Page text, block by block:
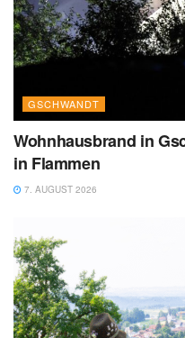
GSCHWANDT
Wohnhausbrand in
in Flammen
7. AUGUST 2026